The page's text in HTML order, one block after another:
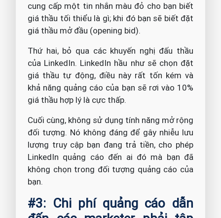
cung cấp một tin nhắn màu đỏ cho bạn biết
giá thầu tối thiểu là gì; khi đó bạn sẽ biết đặt
giá thầu mở đầu (opening bid).
Thứ hai, bỏ qua các khuyến nghị đấu thầu
của LinkedIn. LinkedIn hầu như sẽ chọn đặt
giá thầu tự động, điều này rất tốn kém và
khả năng quảng cáo của bạn sẽ rơi vào 10%
giá thầu hợp lý là cực thấp.
Cuối cùng, không sử dụng tính năng mở rộng
đối tượng. Nó không đáng để gây nhiễu lưu
lượng truy cập bạn đang trả tiền, cho phép
LinkedIn quảng cáo đến ai đó mà bạn đã
không chọn trong đối tượng quảng cáo của
bạn.
#3: Chi phí quảng cáo dẫn